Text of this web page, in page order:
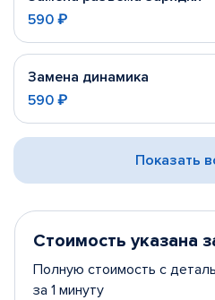
590 ₽
Замена динамика
590 ₽
Показать
Стоимость указана
Полную стоимость с
за 1 минуту